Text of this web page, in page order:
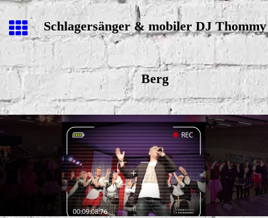
Schlagersänger & mobiler DJ Thommy
Berg